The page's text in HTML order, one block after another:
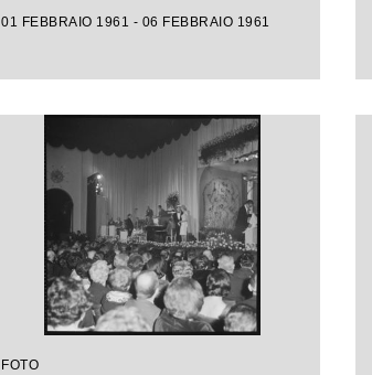
01 FEBBRAIO 1961 - 06 FEBBRAIO 1961
FOTO